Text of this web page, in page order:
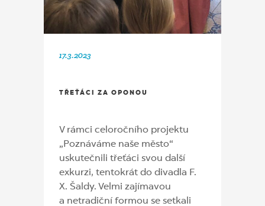
17.3.2023
TŘEŤÁCI ZA OPONOU
V rámci celoročního projektu
„Poznáváme naše město“
uskutečnili třeťáci svou další
exkurzi, tentokrát do divadla F.
X. Šaldy. Velmi zajímavou
a netradiční formou se setkali